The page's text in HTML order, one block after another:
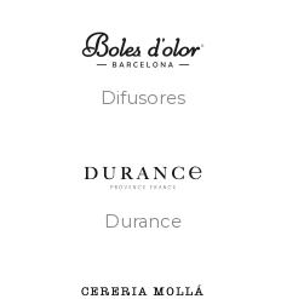
Difusores
Durance